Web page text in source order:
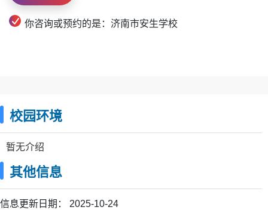
你咨询或预约的是：济南市安生学校
校园环境
暂无介绍
其他信息
信息更新日期： 2025-10-24